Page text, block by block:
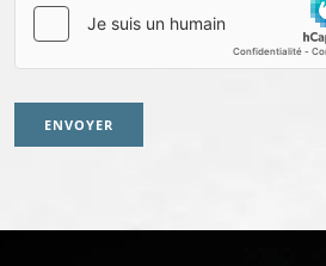
ENVOYER